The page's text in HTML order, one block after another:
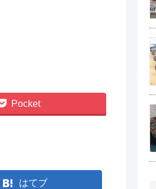
Pocket
はてブ